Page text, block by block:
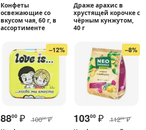
Конфеты
освежающие со
вкусом чая, 60 г, в
ассортименте
Драже арахис в
хрустящей корочке с
чёрным кунжутом,
40 г
–12%
8800 ₽ 10000 ₽
–8%
10300 ₽ 11250 ₽